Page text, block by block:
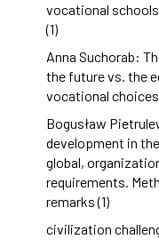
vocational
(1)
Anna Suchorab:
the future vs. the
vocational
Bogusław
development in
global,
requirements.
remarks (1)
civilization